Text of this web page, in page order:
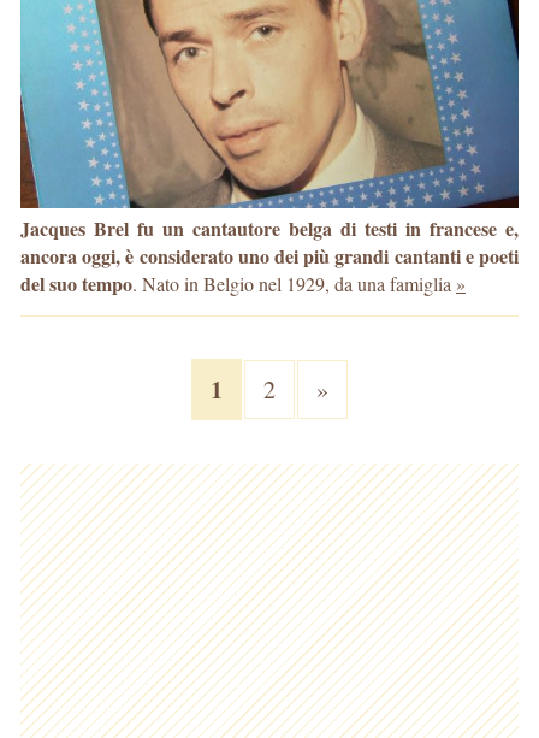
Jacques Brel fu un cantautore belga di testi in francese e,
ancora oggi, è considerato uno dei più grandi cantanti e poeti
del suo tempo. Nato in Belgio nel 1929, da una famiglia »
1 2 »